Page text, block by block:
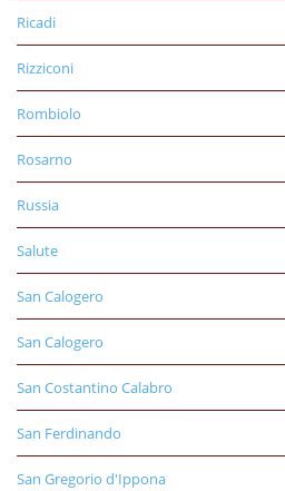
Ricadi
Rizziconi
Rombiolo
Rosarno
Russia
Salute
San Calogero
San Calogero
San Costantino Calabro
San Ferdinando
San Gregorio d'Ippona